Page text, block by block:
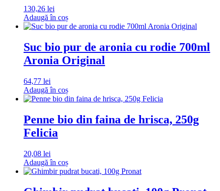
130,26 lei
Adaugă în coș
Suc bio pur de aronia cu rodie 700ml
Aronia Original
64,77 lei
Adaugă în coș
Penne bio din faina de hrisca, 250g
Felicia
20,08 lei
Adaugă în coș